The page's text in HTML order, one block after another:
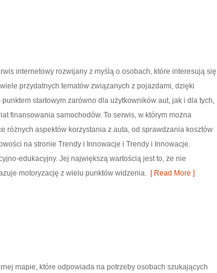
internetowy rozwijany z myślą o osobach, które interesują się
przydatnych tematów związanych z pojazdami, dzięki
startowym zarówno dla użytkowników aut, jak i dla tych,
finansowania samochodów. To serwis, w którym można
różnych aspektów korzystania z auta, od sprawdzania kosztów
na stronie Trendy i Innowacje i Trendy i Innowacje.
edukacyjny. Jej największą wartością jest to, że nie
motoryzację z wielu punktów widzenia. [ Read More ]
mapie, które odpowiada na potrzeby osobach szukających